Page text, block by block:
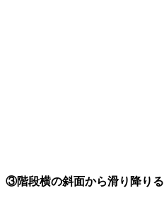
③階段横の斜面から滑り降りる